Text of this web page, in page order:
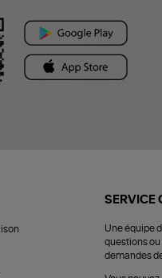
SERVICE
Une équipe
questions ou
demandes